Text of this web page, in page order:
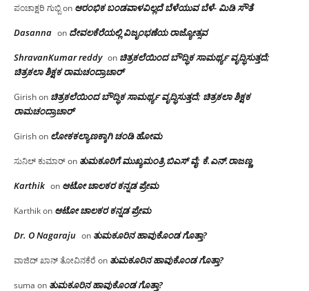
ಪಂಚಾಕ್ಷರಿ ಗುಬ್ಬಿon ಆರಂಭಿಕ ಬಂಡವಾಳವಿಲ್ಲದೆ ಬೆಳೆಯುವ ಬೆಳೆ- ಮಿಡಿ ಸೌತೆ
Dasanna on ದೇವಲಕೆರೆಯಲ್ಲಿ ವಿಜೃಂಭಣೆಯ ರಾಜ್ಯೋತ್ಸವ
ShravanKumar reddy on ಚಿತ್ರಕಲೆಯಿಂದ ಬೌದ್ಧಿಕ ಸಾಮರ್ಥ್ಯ ವೃದ್ಧಿಸುತ್ತದೆ;
ಚಿತ್ರಕಲಾ ಶಿಕ್ಷಕ ರಾಮಚಂದ್ರಾಚಾರ್
Girishon ಚಿತ್ರಕಲೆಯಿಂದ ಬೌದ್ಧಿಕ ಸಾಮರ್ಥ್ಯ ವೃದ್ಧಿಸುತ್ತದೆ; ಚಿತ್ರಕಲಾ ಶಿಕ್ಷಕ
ರಾಮಚಂದ್ರಾಚಾರ್
Girishon ಲೋಕಕಲ್ಯಾಣಕ್ಕಾಗಿ ಚಂಡಿ ಹೋಮ
ಸುನಿಲ್ ಕುಮಾರ್on ತುಮಕೂರಿಗೆ ಮುಖ್ಯಮಂತ್ರಿ ಬಿಎಸ್ ವೈ: ಕೆ.ಎನ್.ರಾಜಣ್ಣ
Karthik on ಆಟೋ ಚಾಲಕರ ಕನ್ನಡ ಪ್ರೇಮ
Karthikon ಆಟೋ ಚಾಲಕರ ಕನ್ನಡ ಪ್ರೇಮ
Dr. O Nagaraju on ತುಮಕೂರಿನ ಹಾವುಕೊಂಡ ಗೊತ್ತಾ?
ವಾಜಿದ್ ಖಾನ್ ತೋವಿನಕೆರೆ on ತುಮಕೂರಿನ ಹಾವುಕೊಂಡ ಗೊತ್ತಾ?
suma on ತುಮಕೂರಿನ ಹಾವುಕೊಂಡ ಗೊತ್ತಾ?